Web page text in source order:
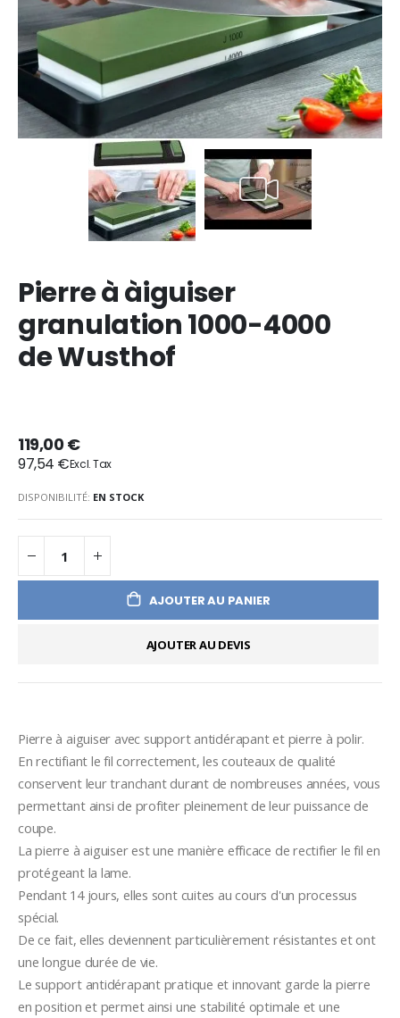
Pierre à àiguiser
granulation 1000-4000
de Wusthof
119,00 €
97,54 €
DISPONIBILITÉ: EN STOCK
AJOUTER AU PANIER
AJOUTER AU DEVIS
Pierre à aiguiser avec support antidérapant et pierre à polir.
En rectifiant le fil correctement, les couteaux de qualité
conservent leur tranchant durant de nombreuses années, vous
permettant ainsi de profiter pleinement de leur puissance de
coupe.
La pierre à aiguiser est une manière efficace de rectifier le fil en
protégeant la lame.
Pendant 14 jours, elles sont cuites au cours d'un processus
spécial.
De ce fait, elles deviennent particulièrement résistantes et ont
une longue durée de vie.
Le support antidérapant pratique et innovant garde la pierre
en position et permet ainsi une stabilité optimale et une